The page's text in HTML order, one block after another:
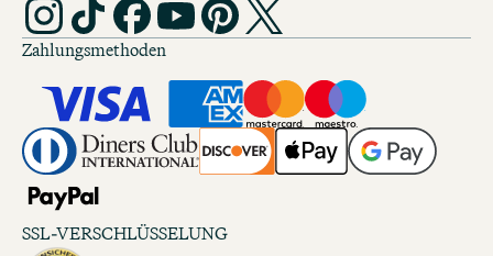
Zahlungsmethoden
SSL-VERSCHLÜSSELUNG